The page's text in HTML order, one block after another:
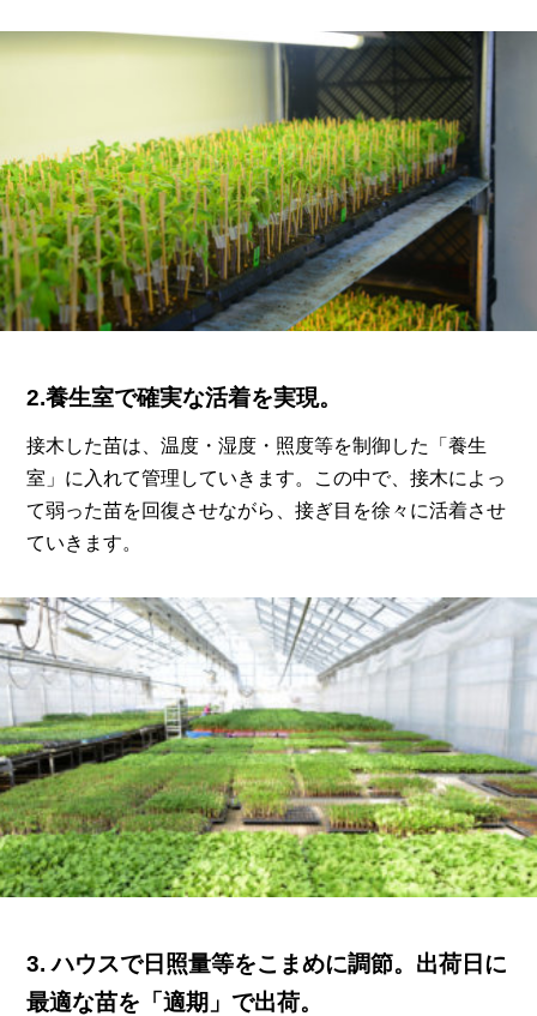
2.養生室で確実な活着を実現。
接木した苗は、温度・湿度・照度等を制御した「養生
室」に入れて管理していきます。 この中で、接木によっ
て弱った苗を回復させながら、接ぎ目を徐々に活着させ
ていきます。
3. ハウスで日照量等をこまめに調節。出荷日に
最適な苗を「適期」で出荷。